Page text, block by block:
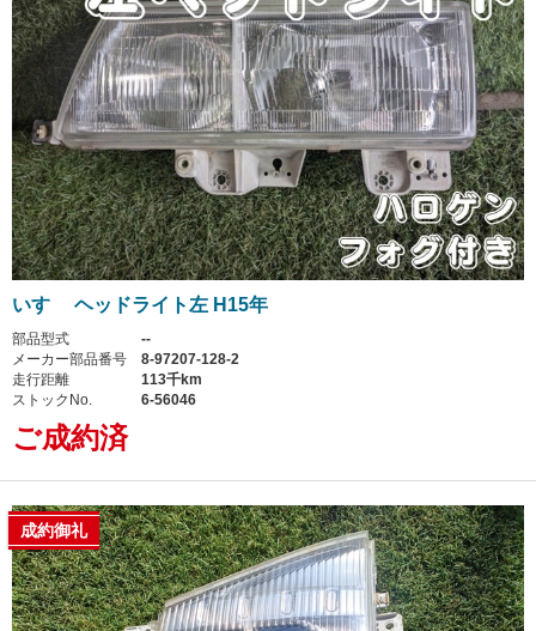
いすゞ ヘッドライト左 H15年
部品型式
--
メーカー部品番号
8-97207-128-2
走行距離
113千km
ストックNo.
6-56046
ご成約済
成約御礼